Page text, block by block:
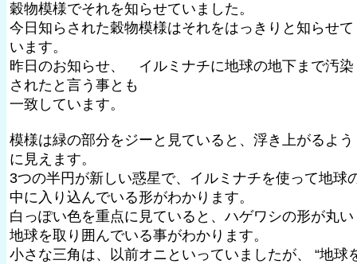
穀物模様でそれを知らせていました。
今日知らされた穀物模様はそれをはっきりと知らせて
います。
昨日のお知らせ、 イルミナチに地球の地下まで汚染
されたと言う事とも
一致しています。
模様は緑の部分をジーと見ていると、浮き上がるよう
に見えます。
3つの半円が新しい惑星で、イルミナチを使って地球
中に入り込んでいる形がわかります。
白っぽい色を重点に見ていると、ハゲワシの形が丸い
地球を取り囲んでいる事がわかります。
小さな三角は、以前オニといっていましたが、 “地球